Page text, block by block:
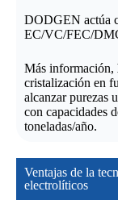
DODGEN actúa
EC/VC/FEC/
Más información,
cristalización en
alcanzar purezas
con capacidades
toneladas/año.
Ventajas de la
electrolíticos